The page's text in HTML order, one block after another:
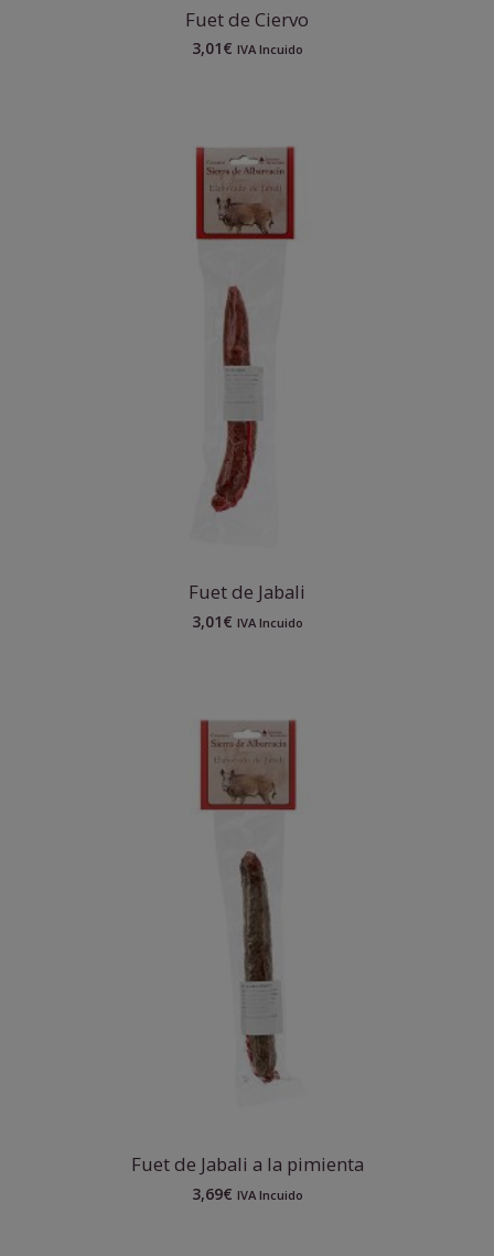
Fuet de Ciervo
3,01€ IVA Incuido
Fuet de Jabali
3,01€ IVA Incuido
Fuet de Jabali a la pimienta
3,69€ IVA Incuido